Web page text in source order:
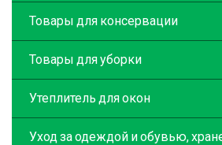
Товары для консервации
Товары для уборки
Утеплитель для окон
Уход за одеждой и обувью,